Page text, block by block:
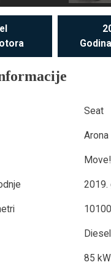
Seat
Arona
Move!
2019.
Diesel
85 kW